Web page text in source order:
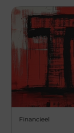
Financieel